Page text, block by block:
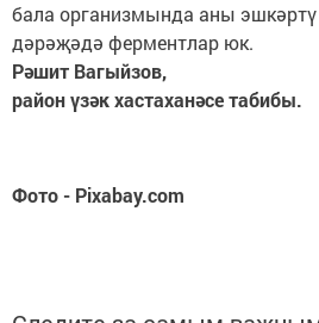
бала организмында аны
дәрәҗәдә ферментлар юк.
Рәшит Вагыйзов,
район үзәк хастаханәсе табибы.
Фото - Pixabay.com